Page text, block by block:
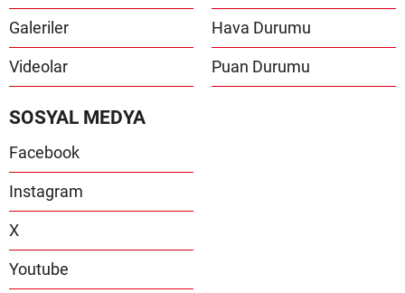
Galeriler
Videolar
Hava Durumu
Puan Durumu
SOSYAL MEDYA
Facebook
Instagram
X
Youtube